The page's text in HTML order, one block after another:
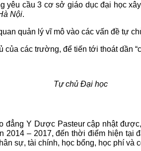
yêu cầu 3 cơ sở giáo dục đại học
Nội.
quản lý vĩ mô vào các vấn đề tự
các trường, để tiến tới thoát dần
Tự chủ Đại học
đẳng Y Dược Pasteur cập nhật
2014 – 2017, đến thời điểm hiện
sự, tài chính, học bổng, học phí và